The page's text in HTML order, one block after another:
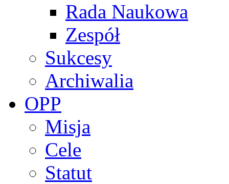
Rada Naukowa
Zespół
Sukcesy
Archiwalia
OPP
Misja
Cele
Statut